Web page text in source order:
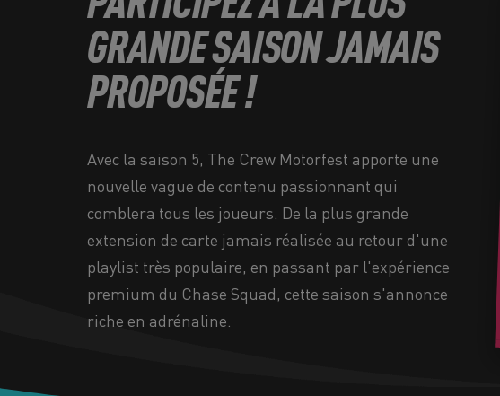
GRANDE SAISON JAMAIS
PROPOSÉE !
Avec la saison 5, The Crew Motorfest apporte une
nouvelle vague de contenu passionnant qui
comblera tous les joueurs. De la plus grande
extension de carte jamais réalisée au retour d'une
playlist très populaire, en passant par l'expérience
premium du Chase Squad, cette saison s'annonce
riche en adrénaline.